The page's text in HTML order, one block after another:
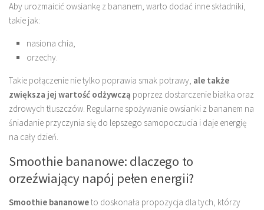
Aby urozmaicić owsiankę z bananem, warto dodać inne składniki,
takie jak:
nasiona chia,
orzechy.
Takie połączenie nie tylko poprawia smak potrawy, ale także
zwiększa jej wartość odżywczą poprzez dostarczenie białka oraz
zdrowych tłuszczów. Regularne spożywanie owsianki z bananem na
śniadanie przyczynia się do lepszego samopoczucia i daje energię
na cały dzień.
Smoothie bananowe: dlaczego to
orzeźwiający napój pełen energii?
Smoothie bananoweto doskonała propozycja dla tych, którzy